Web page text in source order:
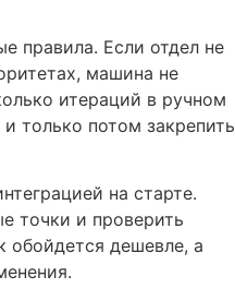
правила. Если отдел не
машина не
итераций в ручном
только потом закрепить
на старте.
точки и проверить
обойдется дешевле, а